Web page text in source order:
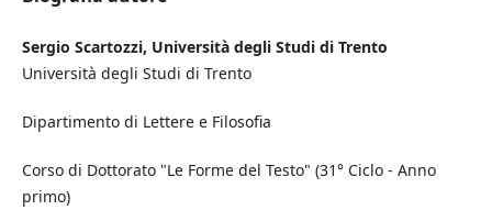
Sergio Scartozzi, Università degli Studi di Trento
Università degli Studi di Trento
Dipartimento di Lettere e Filosofia
Corso di Dottorato "Le Forme del Testo" (31° Ciclo - Anno
primo)